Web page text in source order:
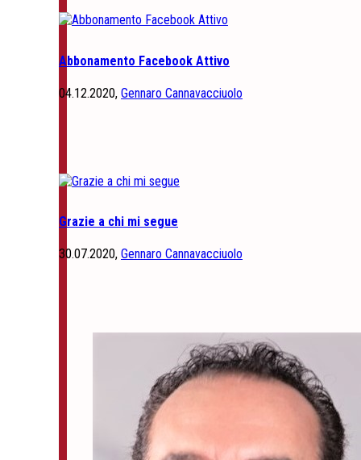
Abbonamento Facebook Attivo
04.12.2020, Gennaro Cannavacciuolo
Grazie a chi mi segue
30.07.2020, Gennaro Cannavacciuolo